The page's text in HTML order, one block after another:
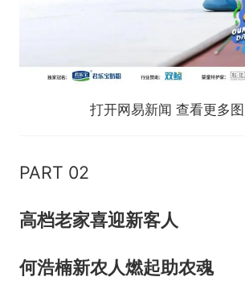
打开网易新闻 查看更多
PART 02
高档老家喜迎新客人
何浩楠新农人燃起助农魂